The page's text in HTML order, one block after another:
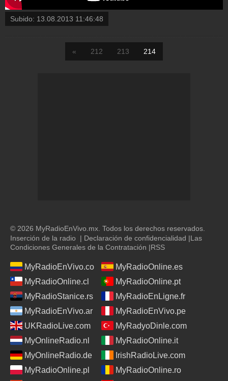
Subido: 13.08.2013 11:46:48
« 212 213 214
© 2026 MyRadioEnVivo.mx. Todos los derechos reservados.
Inserción de la radio | Declaración de confidencialidad |Las
Condiciones Generales de la Contratación |RSS
MyRadioEnVivo.co
MyRadioOnline.es
MyRadioOnline.cl
MyRadioOnline.pt
MyRadioStanice.rs
MyRadioEnLigne.fr
MyRadioEnVivo.ar
MyRadioEnVivo.pe
UKRadioLive.com
MyRadyoDinle.com
MyOnlineRadio.nl
MyRadioOnline.it
MyOnlineRadio.de
IrishRadioLive.com
MyRadioOnline.pl
MyRadioOnline.ro